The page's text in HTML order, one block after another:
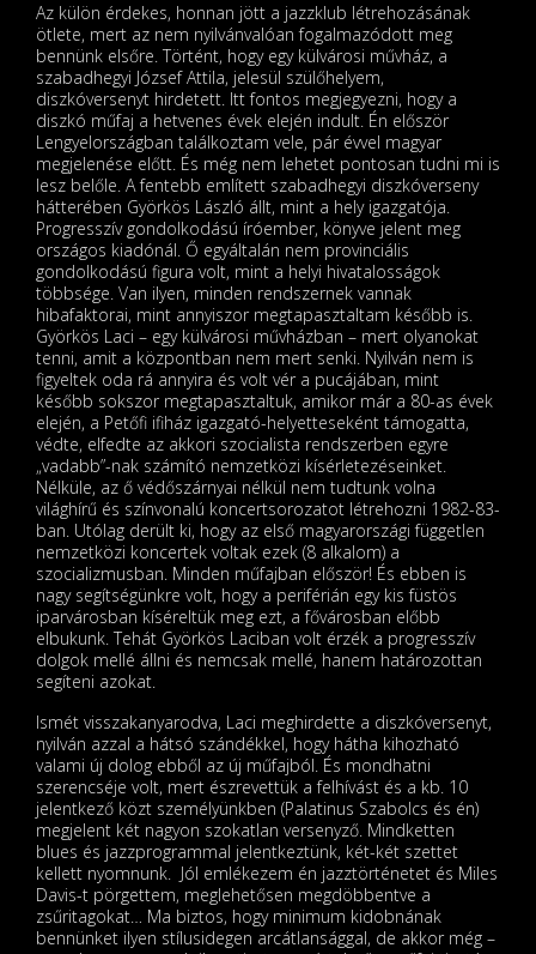
Az külön érdekes, honnan jött a jazzklub létrehozásának
ötlete, mert az nem nyilvánvalóan fogalmazódott meg
bennünk elsőre. Történt, hogy egy külvárosi művház, a
szabadhegyi József Attila, jelesül szülőhelyem,
diszkóversenyt hirdetett. Itt fontos megjegyezni, hogy a
diszkó műfaj a hetvenes évek elején indult. Én először
Lengyelországban találkoztam vele, pár évvel magyar
megjelenése előtt. És még nem lehetet pontosan tudni mi is
lesz belőle. A fentebb említett szabadhegyi diszkóverseny
hátterében Györkös László állt, mint a hely igazgatója.
Progresszív gondolkodású íróember, könyve jelent meg
országos kiadónál. Ő egyáltalán nem provinciális
gondolkodású figura volt, mint a helyi hivatalosságok
többsége. Van ilyen, minden rendszernek vannak
hibafaktorai, mint annyiszor megtapasztaltam később is.
Györkös Laci – egy külvárosi művházban – mert olyanokat
tenni, amit a központban nem mert senki. Nyilván nem is
figyeltek oda rá annyira és volt vér a pucájában, mint
később sokszor megtapasztaltuk, amikor már a 80-as évek
elején, a Petőfi ifiház igazgató-helyetteseként támogatta,
védte, elfedte az akkori szocialista rendszerben egyre
„vadabb”-nak számító nemzetközi kísérletezéseinket.
Nélküle, az ő védőszárnyai nélkül nem tudtunk volna
világhírű és színvonalú koncertsorozatot létrehozni 1982-83-
ban. Utólag derült ki, hogy az első magyarországi független
nemzetközi koncertek voltak ezek (8 alkalom) a
szocializmusban. Minden műfajban először! És ebben is
nagy segítségünkre volt, hogy a periférián egy kis füstös
iparvárosban kíséreltük meg ezt, a fővárosban előbb
elbukunk. Tehát Györkös Laciban volt érzék a progresszív
dolgok mellé állni és nemcsak mellé, hanem határozottan
segíteni azokat.
Ismét visszakanyarodva, Laci meghirdette a diszkóversenyt,
nyilván azzal a hátsó szándékkel, hogy hátha kihozható
valami új dolog ebből az új műfajból. És mondhatni
szerencséje volt, mert észrevettük a felhívást és a kb. 10
jelentkező közt személyünkben (Palatinus Szabolcs és én)
megjelent két nagyon szokatlan versenyző. Mindketten
blues és jazzprogrammal jelentkeztünk, két-két szettet
kellett nyomnunk. Jól emlékezem én jazztörténetet és Miles
Davis-t pörgettem, meglehetősen megdöbbentve a
zsűritagokat… Ma biztos, hogy minimum kidobnának
bennünket ilyen stílusidegen arcátlansággal, de akkor még –